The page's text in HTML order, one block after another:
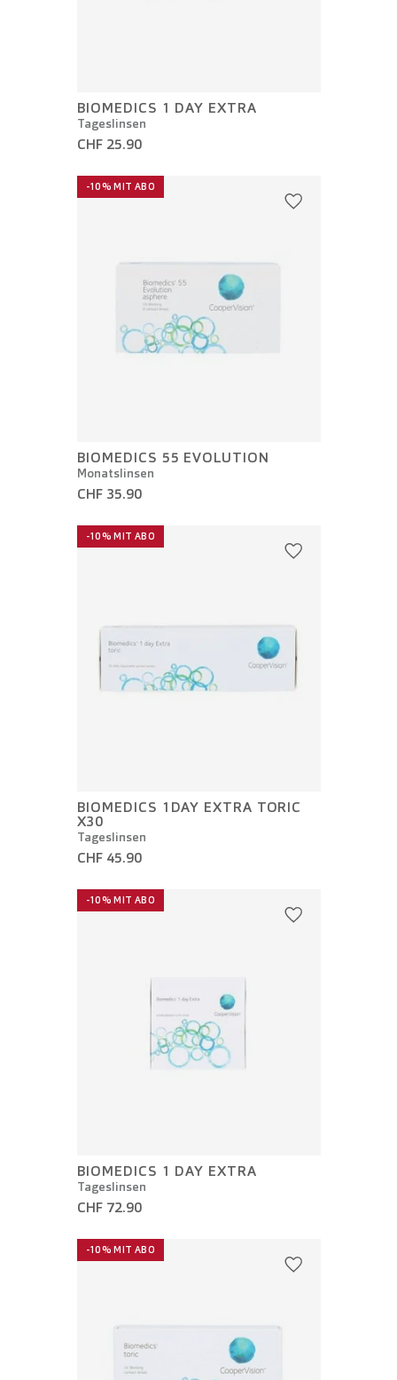
BIOMEDICS 1 DAY EXTRA
Tageslinsen
CHF 25.90
-10% MIT ABO
BIOMEDICS 55 EVOLUTION
Monatslinsen
CHF 35.90
-10% MIT ABO
BIOMEDICS 1DAY EXTRA TORIC
X30
Tageslinsen
CHF 45.90
-10% MIT ABO
BIOMEDICS 1 DAY EXTRA
Tageslinsen
CHF 72.90
-10% MIT ABO